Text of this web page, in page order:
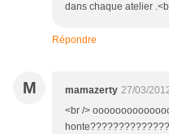
dans chaque atelier
Répondre
M mamazerty 27/03/
<br />